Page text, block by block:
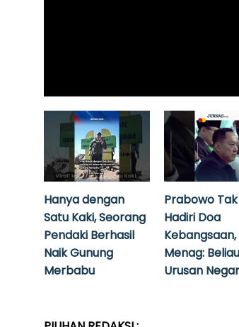
Hanya dengan
Satu Kaki, Seorang
Pendaki Berhasil
Naik Gunung
Merbabu
Prabowo Tak
Hadiri Doa
Kebangsaan,
Menag:
Urusan